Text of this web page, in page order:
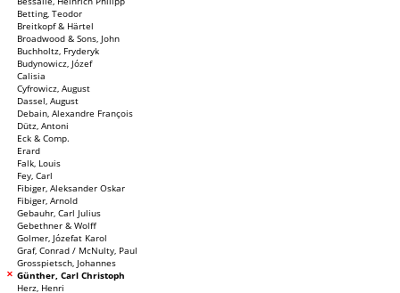
Betting, Teodor
Breitkopf & Härtel
Broadwood & Sons, John
Buchholtz, Fryderyk
Budynowicz, Józef
Calisia
Cyfrowicz, August
Dassel, August
Debain, Alexandre François
Dütz, Antoni
Eck & Comp.
Erard
Falk, Louis
Fey, Carl
Fibiger, Aleksander Oskar
Fibiger, Arnold
Gebauhr, Carl Julius
Gebethner & Wolff
Golmer, Józefat Karol
Graf, Conrad / McNulty, Paul
Grosspietsch, Johannes
Günther, Carl Christoph
Herz, Henri